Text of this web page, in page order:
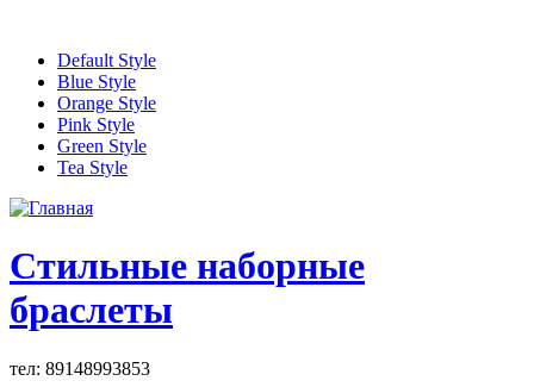
Default Style
Blue Style
Orange Style
Pink Style
Green Style
Tea Style
Стильные наборные
браслеты
тел: 89148993853